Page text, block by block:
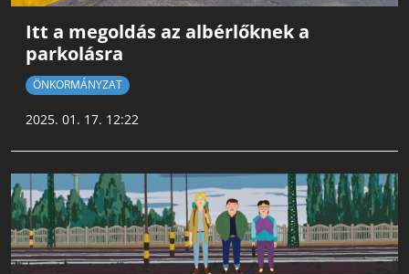
Itt a megoldás az albérlőknek a
parkolásra
ÖNKORMÁNYZAT
2025. 01. 17. 12:22